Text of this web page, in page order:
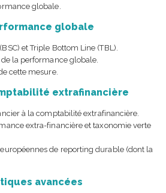
globale.
globale
et Triple Bottom Line (TBL).
la performance globale.
cette mesure.
extrafinancière
à la comptabilité extrafinancière.
extra-financière et taxonomie verte
de reporting durable (dont la
avancées